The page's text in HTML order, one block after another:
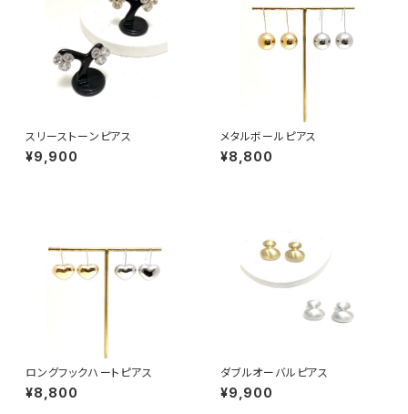
スリーストーンピアス
¥9,900
メタルボールピアス
¥8,800
ロングフックハートピアス
¥8,800
ダブルオーバルピアス
¥9,900